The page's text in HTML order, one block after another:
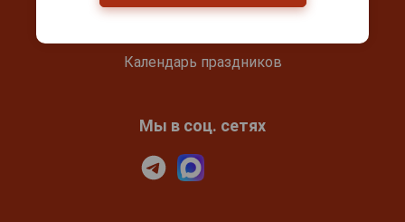
Подарочный сертификат
Календарь праздников
Мы в соц. сетях